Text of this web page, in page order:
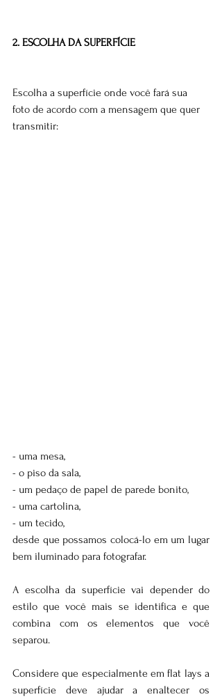
2. ESCOLHA DA SUPERFÍCIE
Escolha a superfície onde você fará sua
foto de acordo com a mensagem que quer
transmitir:
- uma mesa,
- o piso da sala,
- um pedaço de papel de parede bonito,
- uma cartolina,
- um tecido,
desde que possamos colocá-lo em um lugar
bem iluminado para fotografar.
A escolha da superfície vai depender do
estilo que você mais se identifica e que
combina com os elementos que você
separou.
Considere que especialmente em flat lays a
superfície deve ajudar a enaltecer os